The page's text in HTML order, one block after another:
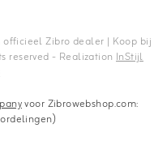
Zibro dealer | Koop bij
reserved - Realization InStijl
voor Zibrowebshop.com: